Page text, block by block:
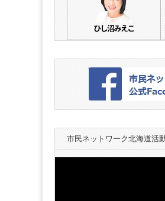
市民ネットワーク北海道活